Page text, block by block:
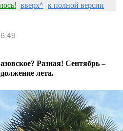
вверх^ к полной версии
Разная! Сентябрь –
лета.